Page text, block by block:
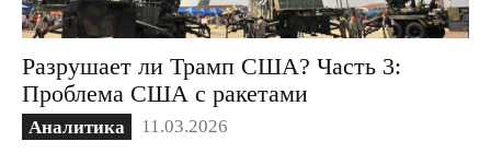
Разрушает ли Трамп США? Часть 3:
Проблема США с ракетами
Аналитика 11.03.2026